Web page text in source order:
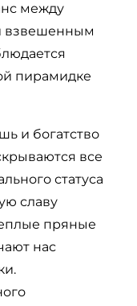
между
взвешенным
пирамидке
и богатство
все
статуса
славу
пряные
нас